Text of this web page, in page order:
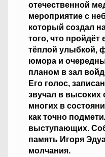
отечественной
мероприятие с
который создал
того, что пройдёт
тёплой улыбкой,
юмора и
планом в зал
Его голос,
звучал в высоких
многих в
как точно
выступающих.
память Игоря
молчания.